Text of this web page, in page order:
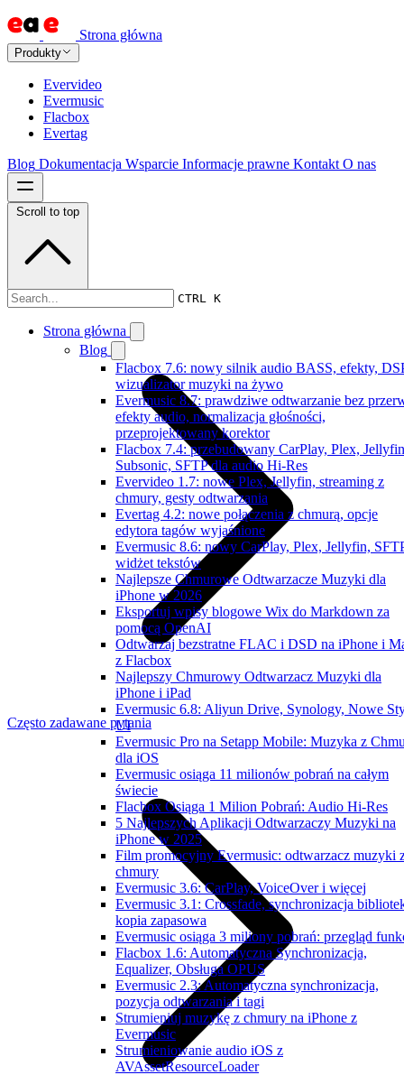
Strona główna
Produkty
Evervideo
Evermusic
Flacbox
Evertag
Blog Dokumentacja Wsparcie Informacje prawne Kontakt O nas
CTRL K
Strona główna
Blog
Flacbox 7.6: nowy silnik audio BASS, efekty,
wizualizator muzyki na żywo
Evermusic 8.7: prawdziwe odtwarzanie bez
efekty audio, normalizacja głośności,
przeprojektowany korektor
Flacbox 7.4: przebudowany CarPlay, Plex,
Subsonic, SFTP dla audio Hi-Res
Evervideo 1.7: nowe Plex, Jellyfin, streaming z
chmury, gesty odtwarzania
Evertag 4.2: nowe połączenia z chmurą, opcje
edytora tagów wyjaśnione
Evermusic 8.6: nowy CarPlay, Plex, Jellyfin,
widżet tekstów
Najlepsze Chmurowe Odtwarzacze Muzyki dla
iPhone w 2026
Eksportuj wpisy blogowe Wix do Markdown za
pomocą OpenAI
Odtwarzaj bezstratne FLAC i DSD na iPhone i
z Flacbox
Najlepszy Chmurowy Odtwarzacz Muzyki dla
iPhone i iPad
Evermusic 6.8: Aliyun Drive, Synology, Nowe
UI
Evermusic Pro na Setapp Mobile: Muzyka z
dla iOS
Evermusic osiąga 11 milionów pobrań na całym
świecie
Flacbox Osiąga 1 Milion Pobrań: Audio Hi-Res
5 Najlepszych Aplikacji Odtwarzaczy Muzyki na
iPhone w 2025
Film promocyjny Evermusic: odtwarzacz muzyki
chmury
Evermusic 3.6: CarPlay, VoiceOver i więcej
Evermusic 3.1: Crossfade, synchronizacja
kopia zapasowa
Evermusic osiąga 3 miliony pobrań: przegląd
Flacbox 1.6: Automatyczna Synchronizacja,
Equalizer, Obsługa OPUS
Evermusic 2.3: Automatyczna synchronizacja,
pozycja odtwarzania i tagi
Strumieniuj muzykę z chmury na iPhone z
Evermusic
Strumieniowanie audio iOS z
AVAssetResourceLoader
Scroll to top
Dokumentacja
Często zadawane pytania